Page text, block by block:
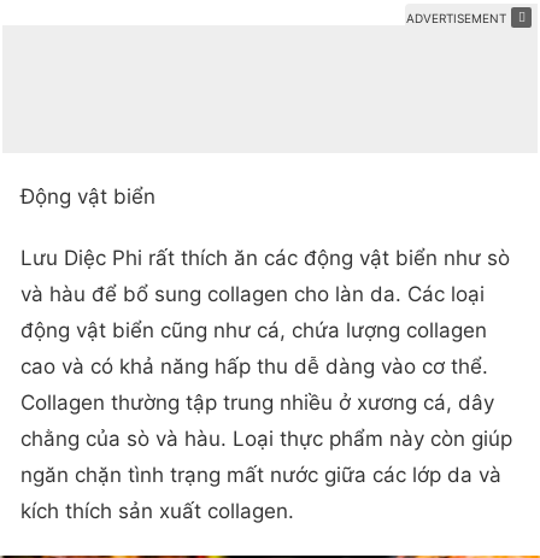
Động vật biển
Lưu Diệc Phi rất thích ăn các động vật biển như sò
và hàu để bổ sung collagen cho làn da. Các loại
động vật biển cũng như cá, chứa lượng collagen
cao và có khả năng hấp thu dễ dàng vào cơ thể.
Collagen thường tập trung nhiều ở xương cá, dây
chằng của sò và hàu. Loại thực phẩm này còn giúp
ngăn chặn tình trạng mất nước giữa các lớp da và
kích thích sản xuất collagen.